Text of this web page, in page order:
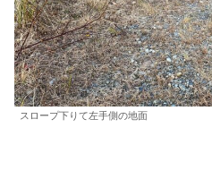
スロープ下りて左手側の地面